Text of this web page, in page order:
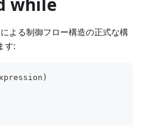
よる制御フロー構造の正式な構
す: